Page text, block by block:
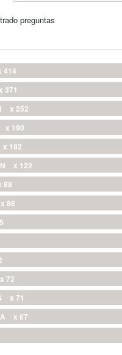
preguntas
414
371
x 252
x 190
x 182
x 122
88
x 86
x 72
x 71
x 67